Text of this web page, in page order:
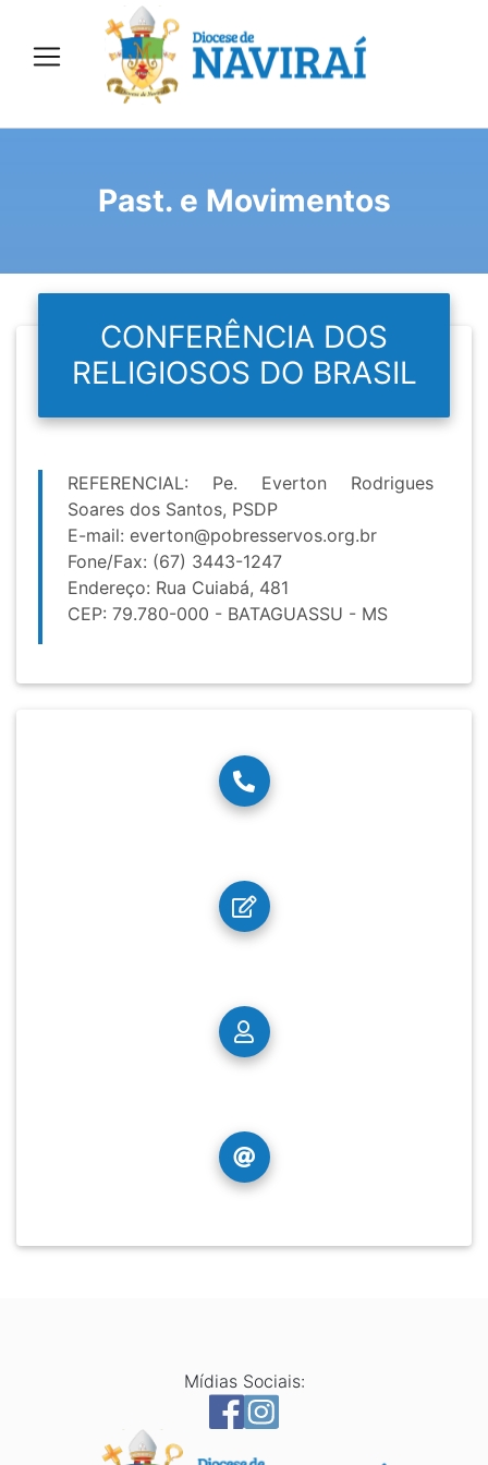
Past. e Movimentos
CONFERÊNCIA DOS
RELIGIOSOS DO BRASIL
REFERENCIAL: Pe. Everton Rodrigues
Soares dos Santos, PSDP
E-mail: everton@pobresservos.org.br
Fone/Fax: (67) 3443-1247
Endereço: Rua Cuiabá, 481
CEP: 79.780-000 - BATAGUASSU - MS
Mídias Sociais: